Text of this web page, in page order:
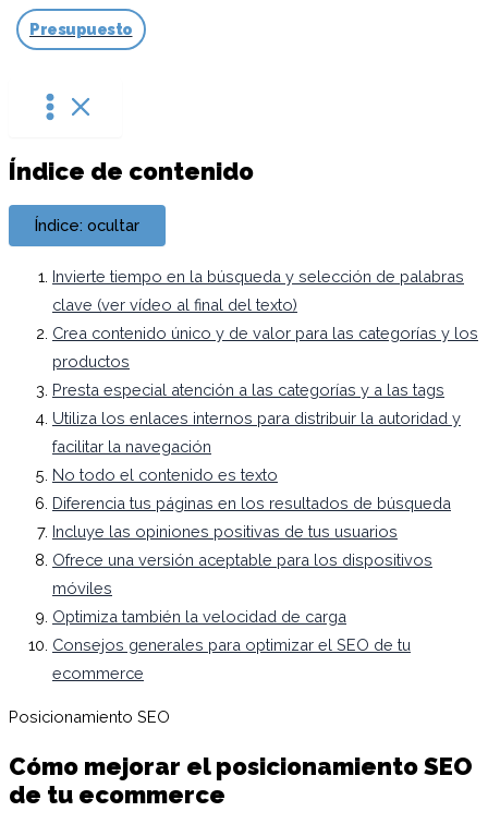
Presupuesto
Índice de contenido
Índice: ocultar
Invierte tiempo en la búsqueda y selección de palabras
clave (ver vídeo al final del texto)
Crea contenido único y de valor para las categorías y los
productos
Presta especial atención a las categorías y a las tags
Utiliza los enlaces internos para distribuir la autoridad y
facilitar la navegación
No todo el contenido es texto
Diferencia tus páginas en los resultados de búsqueda
Incluye las opiniones positivas de tus usuarios
Ofrece una versión aceptable para los dispositivos
móviles
Optimiza también la velocidad de carga
Consejos generales para optimizar el SEO de tu
ecommerce
Posicionamiento SEO
Cómo mejorar el posicionamiento SEO
de tu ecommerce